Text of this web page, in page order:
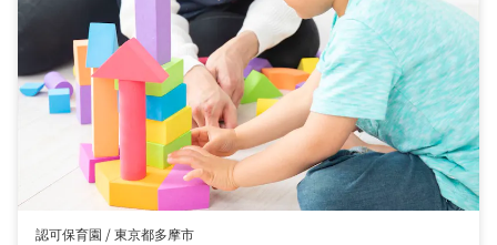
認可保育園 /東京都多摩市